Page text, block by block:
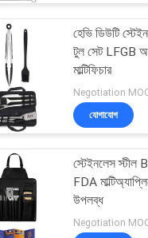
সেট
হেভি ডিউটি
টুল সেট LFGB
মাল্টিফিচার
Negotiation
যোগাযোগ
স্টেইনলেস স্টীল
FDA
উপলব্ধ
Negotiation